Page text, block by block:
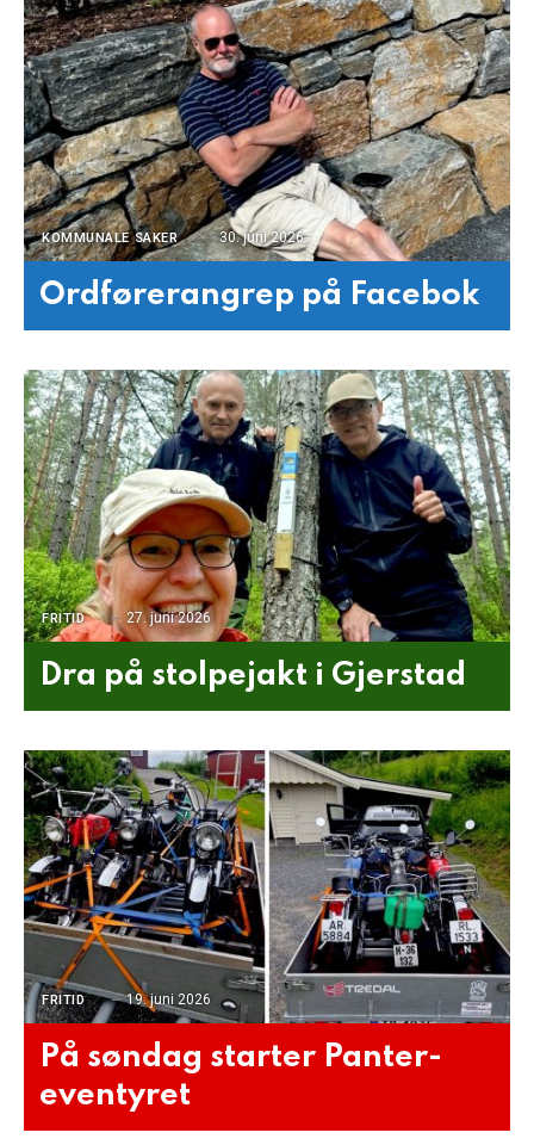
KOMMUNALE SAKER 30. juni 2026
Ordførerangrep på Facebok
FRITID 27. juni 2026
Dra på stolpejakt i Gjerstad
FRITID 19. juni 2026
På søndag starter Panter-
eventyret